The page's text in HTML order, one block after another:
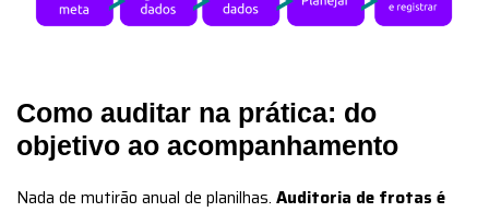
Como auditar na prática: do
objetivo ao acompanhamento
Nada de mutirão anual de planilhas. Auditoria de frotas é